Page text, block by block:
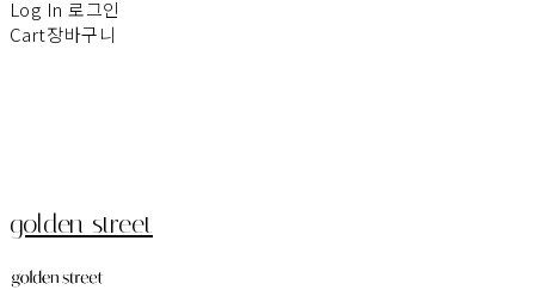
Log In 로그인
Cart장바구니
golden street